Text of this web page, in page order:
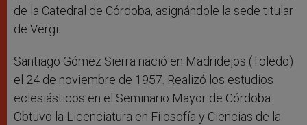
de la Catedral de Córdoba, asignándole la sede titular
de Vergi.
Santiago Gómez Sierra nació en Madridejos (Toledo)
el 24 de noviembre de 1957. Realizó los estudios
eclesiásticos en el Seminario Mayor de Córdoba.
Obtuvo la Licenciatura en Filosofía y Ciencias de la